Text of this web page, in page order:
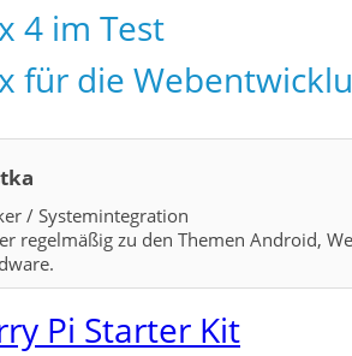
4 im Test
für die
/ Systemintegration
regelmäßig zu den Themen Android,